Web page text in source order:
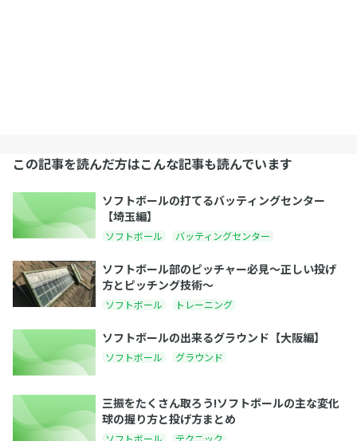
この記事を読んだ方はこんな記事も読んでいます
ソフトボールの打てるバッティングセンター
【埼玉編】
ソフトボール バッティングセンター
ソフトボール部のピッチャー必見〜正しい投げ
方とピッチング技術〜
ソフトボール トレーニング
ソフトボールの出来るグラウンド【大阪編】
ソフトボール グラウンド
三振をたくさん取ろう!ソフトボールの主な変化
球の握り方と投げ方まとめ